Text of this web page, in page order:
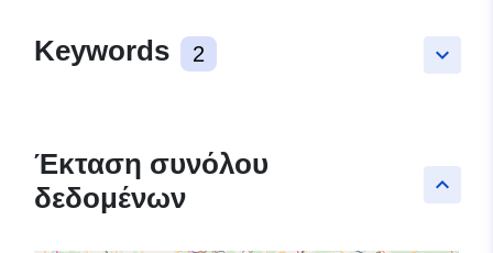
keyboard_arrow_down
Keywords 2
keyboard_arrow_up
Έκταση συνόλου
δεδομένων